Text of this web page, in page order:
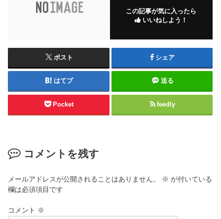
この記事が気に入ったら
いいねしよう！
ポスト シェア
はてブ 送る
Pocket feedly
コメントを残す
メールアドレスが公開されることはありません。 ※ が付いている
欄は必須項目です
コメント ※